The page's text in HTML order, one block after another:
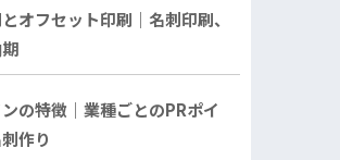
オフセット印刷｜名刺印刷、
の特徴｜業種ごとのPRポイ
作り